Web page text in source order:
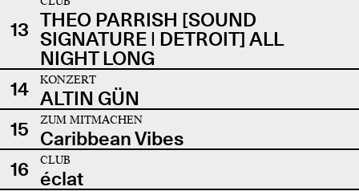
13 THEO PARRISH [SOUND
SIGNATURE | DETROIT] ALL
NIGHT LONG
14
KONZERT
ALTIN GÜN
15
ZUM MITMACHEN
Caribbean Vibes
16
CLUB
éclat